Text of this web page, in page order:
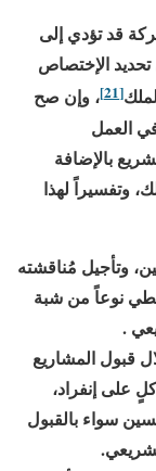
قد تؤدي إلى
الإختصاص
[21]
، وإن صح
العمل
بالإضافة
وتفسيراً لهذا
وتأجيل مُناقشته
نوعاً من شبة
.
قبول المشاريع
على إنفراد،
سواء بالقبول